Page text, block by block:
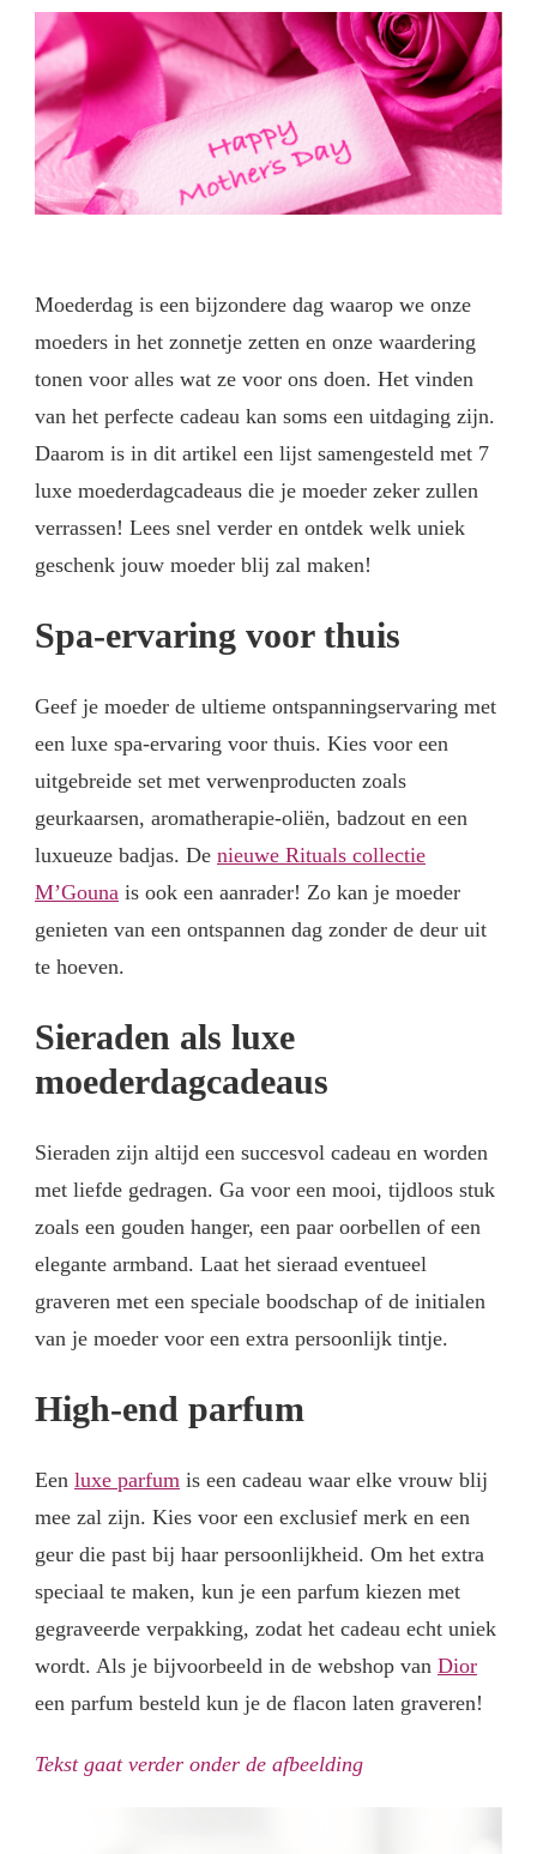
Moederdag is een bijzondere dag waarop we onze
moeders in het zonnetje zetten en onze waardering
tonen voor alles wat ze voor ons doen. Het vinden
van het perfecte cadeau kan soms een uitdaging zijn.
Daarom is in dit artikel een lijst samengesteld met 7
luxe moederdagcadeaus die je moeder zeker zullen
verrassen! Lees snel verder en ontdek welk uniek
geschenk jouw moeder blij zal maken!
Spa-ervaring voor thuis
Geef je moeder de ultieme ontspanningservaring met
een luxe spa-ervaring voor thuis. Kies voor een
uitgebreide set met verwenproducten zoals
geurkaarsen, aromatherapie-oliën, badzout en een
luxueuze badjas. De nieuwe Rituals collectie
M’Gouna is ook een aanrader! Zo kan je moeder
genieten van een ontspannen dag zonder de deur uit
te hoeven.
Sieraden als luxe
moederdagcadeaus
Sieraden zijn altijd een succesvol cadeau en worden
met liefde gedragen. Ga voor een mooi, tijdloos stuk
zoals een gouden hanger, een paar oorbellen of een
elegante armband. Laat het sieraad eventueel
graveren met een speciale boodschap of de initialen
van je moeder voor een extra persoonlijk tintje.
High-end parfum
Een luxe parfum is een cadeau waar elke vrouw blij
mee zal zijn. Kies voor een exclusief merk en een
geur die past bij haar persoonlijkheid. Om het extra
speciaal te maken, kun je een parfum kiezen met
gegraveerde verpakking, zodat het cadeau echt uniek
wordt. Als je bijvoorbeeld in de webshop van Dior
een parfum besteld kun je de flacon laten graveren!
Tekst gaat verder onder de afbeelding